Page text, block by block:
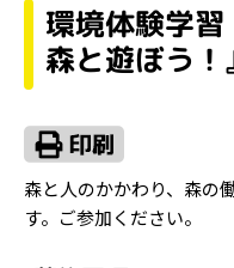
環境体験学
森と遊ぼう！
森と人のかかわり、森の
す。ご参加ください。